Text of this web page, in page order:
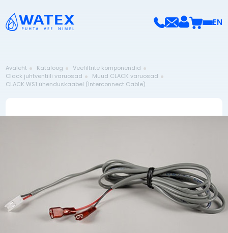
EN
Avaleht Kataloog
Veefiltrite komponendid
Clack juhtventiili varuosad
Muud CLACK varuosad
CLACK WS1 ühenduskaabel (Interconnect Cable)